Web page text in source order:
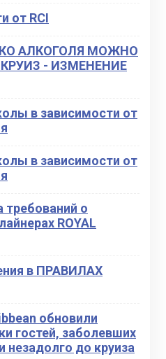
от RCI
АЛКОГОЛЯ МОЖНО
- ИЗМЕНЕНИЕ
в зависимости от
в зависимости от
требований о
ROYAL
в ПРАВИЛАХ
обновили
гостей, заболевших
незадолго до круиза